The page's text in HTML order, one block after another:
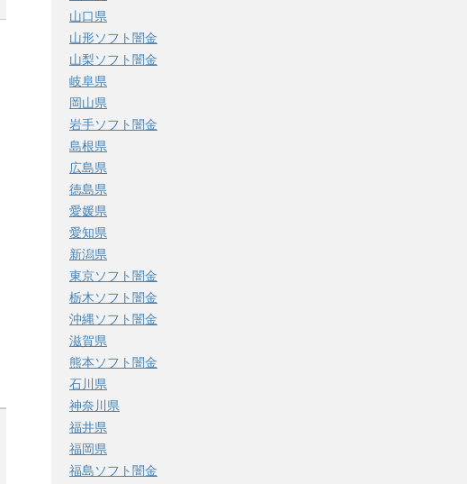
山口県
山形ソフト闇金
山梨ソフト闇金
岐阜県
岡山県
岩手ソフト闇金
島根県
広島県
徳島県
愛媛県
愛知県
新潟県
東京ソフト闇金
栃木ソフト闇金
沖縄ソフト闇金
滋賀県
熊本ソフト闇金
石川県
神奈川県
福井県
福岡県
福島ソフト闇金